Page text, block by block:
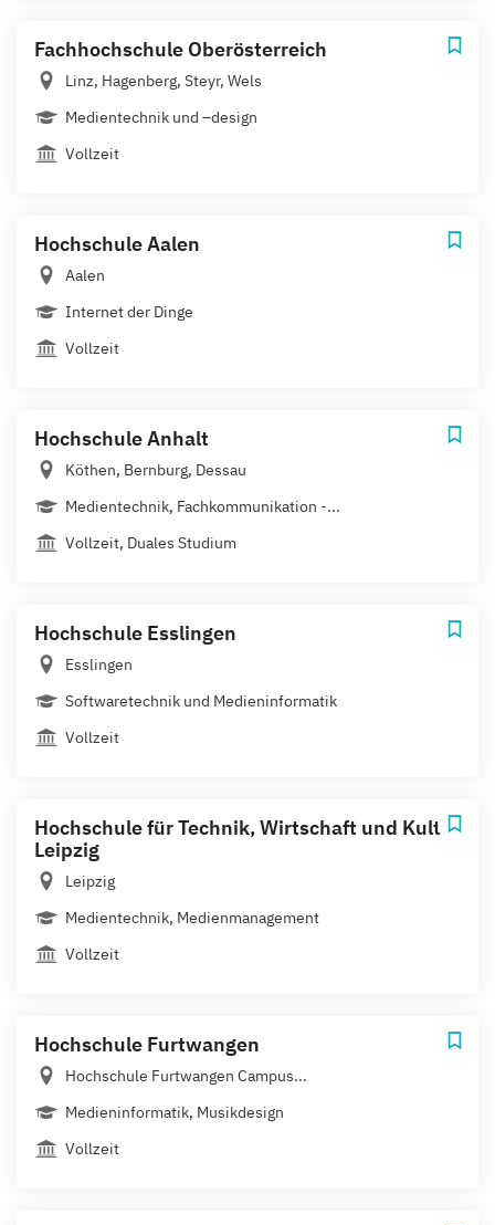
Fachhochschule Oberösterreich
Linz, Hagenberg, Steyr, Wels
Medientechnik und –design
Vollzeit
Hochschule Aalen
Aalen
Internet der Dinge
Vollzeit
Hochschule Anhalt
Köthen, Bernburg, Dessau
Medientechnik, Fachkommunikation -...
Vollzeit, Duales Studium
Hochschule Esslingen
Esslingen
Softwaretechnik und Medieninformatik
Vollzeit
Hochschule für Technik, Wirtschaft und Kultur
Leipzig
Leipzig
Medientechnik, Medienmanagement
Vollzeit
Hochschule Furtwangen
Hochschule Furtwangen Campus...
Medieninformatik, Musikdesign
Vollzeit